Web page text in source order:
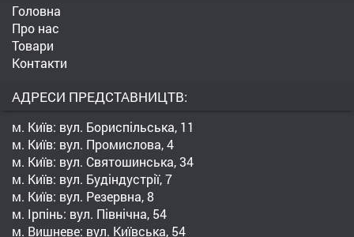
Головна
Про нас
Товари
Контакти
АДРЕСИ ПРЕДСТАВНИЦТВ:
м. Київ: вул. Бориспільська, 11
м. Київ: вул. Промислова, 4
м. Київ: вул. Святошинська, 34
м. Київ: вул. Будіндустрії, 7
м. Київ: вул. Резервна, 8
м. Ірпінь: вул. Північна, 54
м. Вишневе: вул. Київська, 54